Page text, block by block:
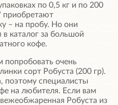
по 0,5 кг и по 200
приобретают
– на пробу. Но они
каталог за большой
кофе.
попробовать очень
сорт Робуста (200 гр).
поэтому специалисты
на любителя. Если вам
Робуста из